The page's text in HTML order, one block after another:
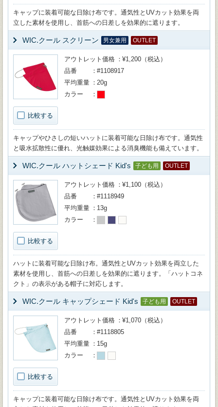
キャップに装着可能な日除け布です。通気性とUVカット効果を両
立した素材を使用し、首筋への日差しを効果的に遮ります。
WIC.クール スクリーン 男女兼用 OUTLET
比較する
アウトレット価格
¥1,200（税込）
品番
#1108917
平均重量
20g
カラー
キャップやひさしの短いハットに装着可能な日除け布です。通気性
と吸水拡散性に優れ、光触媒効果による消臭機能も備えています。
WIC.クール ハットシェード Kid's 子ども用 OUTLET
比較する
アウトレット価格
¥1,100（税込）
品番
#1118949
平均重量
13g
カラー
ハットに装着可能な日除け布。通気性とUVカット効果を両立した
素材を使用し、首筋への日差しを効果的に遮ります。「ハットコネ
クト」の表示がある帽子に対応します。
WIC.クール キャップシェード Kid's 子ども用 OUTLET
比較する
アウトレット価格
¥1,070（税込）
品番
#1118805
平均重量
15g
カラー
キャップに装着可能な日除け布です。通気性とUVカット効果を両